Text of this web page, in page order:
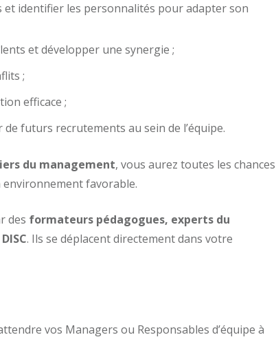
et identifier les personnalités pour adapter son
et développer une synergie ;
;
efficace ;
futurs recrutements au sein de l’équipe.
du management, vous aurez toutes les chances
environnement favorable.
des formateurs pédagogues, experts du
. Ils se déplacent directement dans votre
vos Managers ou Responsables d’équipe à